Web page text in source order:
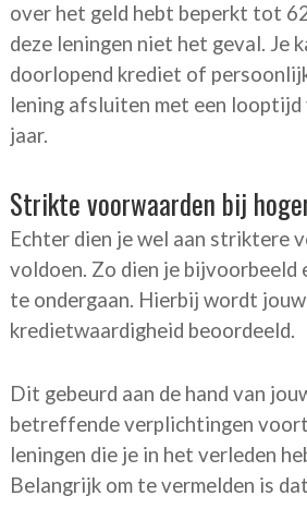
over het geld hebt beperkt tot
deze leningen niet het geval. Je
doorlopend krediet of
lening afsluiten met een looptijd
jaar.
Strikte voorwaarden bij
Echter dien je wel aan striktere
voldoen. Zo dien je bijvoorbeeld
te ondergaan. Hierbij wordt jouw
kredietwaardigheid beoordeeld.
Dit gebeurd aan de hand van
betreffende verplichtingen
leningen die je in het verleden
Belangrijk om te vermelden is